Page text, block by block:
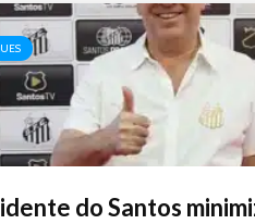
do Santos